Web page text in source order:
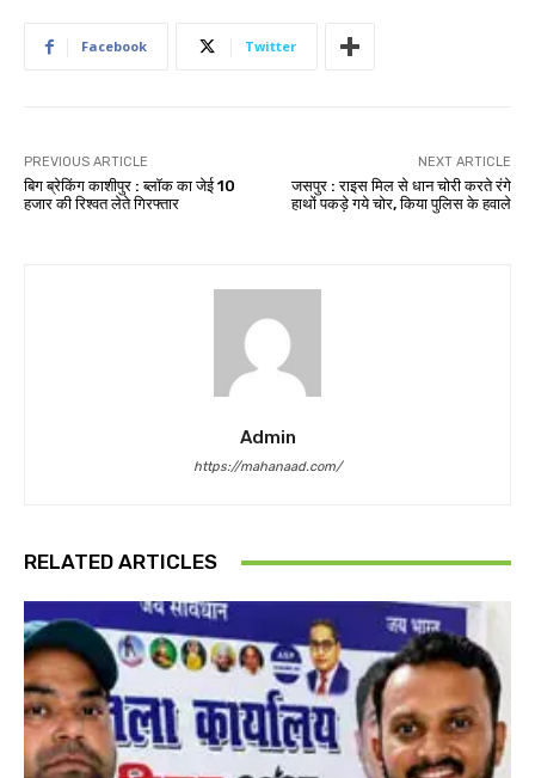
Facebook Twitter
PREVIOUS ARTICLE
बिग ब्रेकिंग काशीपुर : ब्लॉक का जेई 10
हजार की रिश्वत लेते गिरफ्तार
NEXT ARTICLE
जसपुर : राइस मिल से धान चोरी करते रंगे
हाथों पकड़े गये चोर, किया पुलिस के हवाले
Admin
https://mahanaad.com/
RELATED ARTICLES